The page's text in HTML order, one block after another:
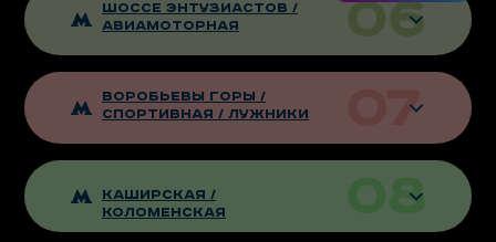
Шоссе энтузиастов /
Авиамоторная
Воробьевы горы /
спортивная / Лужники
Каширская /
коломенская